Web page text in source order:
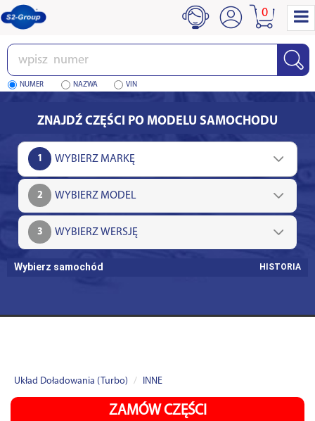
Wpisz
numer
NUMER NAZWA VIN
0
ZNAJDŹ CZĘŚCI PO MODELU SAMOCHODU
1
2
3
Wybierz samochód HISTORIA
Układ Doładowania (Turbo) INNE
ZAMÓW CZĘŚCI